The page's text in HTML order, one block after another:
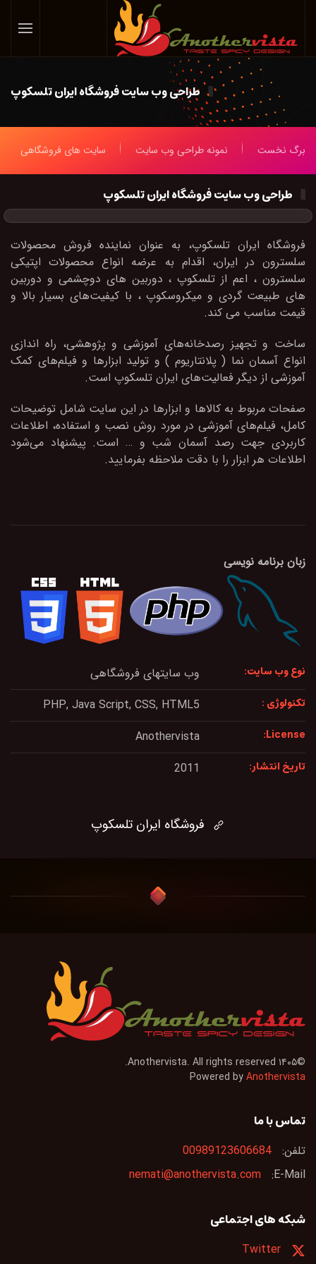
Skip
to
content
طراحی وب سایت فروشگاه ایران تلسکوپ
برگ نخست نمونه طراحی وب سایت سایت های فروشگاهی
طراحی وب سایت فروشگاه ایران تلسکوپ
فروشگاه ایران تلسکوپ، به عنوان نماینده فروش محصولات
سلسترون در ایران، اقدام به عرضه انواع محصولات اپتیکی
سلسترون ، اعم از تلسکوپ ، دوربین های دوچشمی و دوربین
های طبیعت گردی و میکروسکوپ ، با کیفیت‌های بسیار بالا و
قیمت مناسب می کند.
ساخت و تجهیز رصدخانه‌های آموزشی و پژوهشی، راه اندازی
انواع آسمان نما ( پلانتاریوم ) و تولید ابزارها و فیلم‌های کمک
آموزشی از دیگر فعالیت‌های ایران تلسکوپ است.
صفحات مربوط به کالاها و ابزارها در این سایت شامل توضیحات
کامل، فیلم‌های آموزشی در مورد روش نصب و استفاده، اطلاعات
کاربردی جهت رصد آسمان شب و … است. پیشنهاد می‌شود
اطلاعات هر ابزار را با دقت ملاحظه بفرمایید.
زبان برنامه نویسی
نوع وب سایت: وب سایتهای فروشگاهی
تکنولوژی : PHP, Java Script, CSS, HTML5
License:
Anothervista
تاریخ انتشار: 2011
فروشگاه ایران تلسکوپ
©۱۴۰۵
Powered byAnothervista
تماس با ما
تلفن: 00989123606684
E-Mail:
nemati@anothervista.com
شبکه های اجتماعی
Twitter